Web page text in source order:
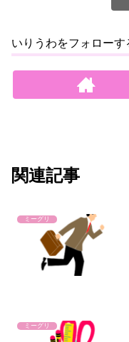
いりうわをフォローす
関連記事
ミーグリ
ミーグリ